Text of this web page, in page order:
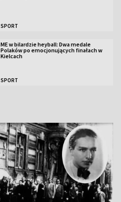
SPORT
ME w bilardzie heyball: Dwa medale
Polaków po emocjonujących finałach w
Kielcach
SPORT